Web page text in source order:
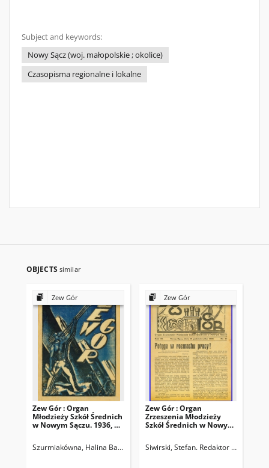
Subject and keywords:
Nowy Sącz (woj. małopolskie ; okolice)
Czasopisma regionalne i lokalne
OBJECTS similar
Zew Gór
Zew Gór : Organ
Młodzieży Szkół Średnich
w Nowym Sączu. 1936, R.
Szurmiakówna, Halina Barbara (1920-1945). Redaktor naczelny
Zew Gór
Zew Gór : Organ
Zrzeszenia Młodzieży
Szkół Średnich w Nowym
Siwirski, Stefan. Redaktor naczelny